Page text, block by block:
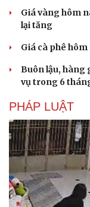
Giá vàng hôm
lại tăng
Giá cà phê
Buôn lậu, hàng
vụ trong 6
PHÁP LUẬT